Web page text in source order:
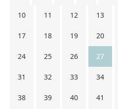
10 11 12 13
17 18 19 20
24 25 26 27
31 32 33 34
38 39 40 41